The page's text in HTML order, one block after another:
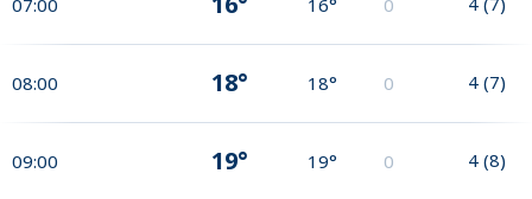
08:00 18° 18° 0 4 (7)
09:00 19° 19° 0 4 (8)